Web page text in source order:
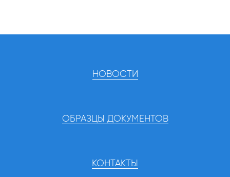
НОВОСТИ
ОБРАЗЦЫ ДОКУМЕНТОВ
КОНТАКТЫ